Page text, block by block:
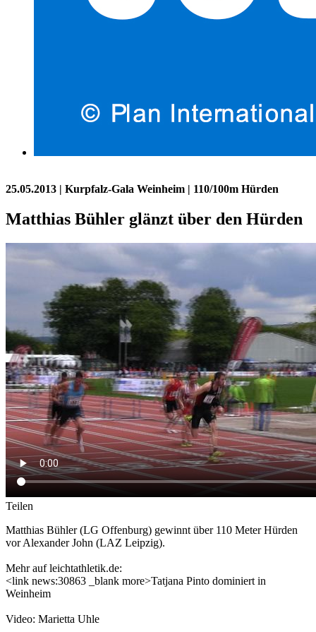
25.05.2013 | Kurpfalz-Gala Weinheim | 110/100m Hürden
Matthias Bühler glänzt über den Hürden
Teilen
Matthias Bühler (LG Offenburg) gewinnt über 110 Meter Hürden
vor Alexander John (LAZ Leipzig).
Mehr auf leichtathletik.de:
<link news:30863 _blank more>Tatjana Pinto dominiert in
Weinheim
Video: Marietta Uhle